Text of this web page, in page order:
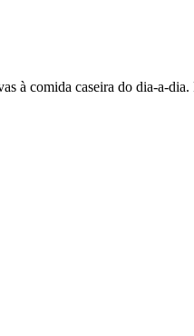
à comida caseira do dia-a-dia.